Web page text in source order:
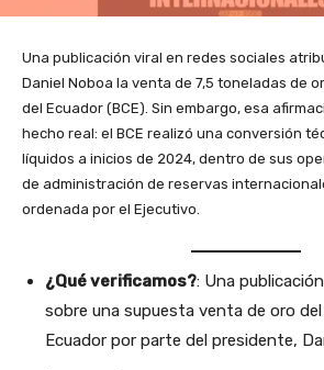
Una publicación viral en redes sociales
Daniel Noboa la venta de 7,5 toneladas de
del Ecuador (BCE). Sin embargo, esa
hecho real: el BCE realizó una conversión
líquidos a inicios de 2024, dentro de sus
de administración de reservas
ordenada por el Ejecutivo.
¿Qué verificamos?: Una
sobre una supuesta venta de oro
Ecuador por parte del presidente,